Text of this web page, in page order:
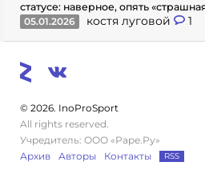
статусе: наверное, опять
05.01.2026
костя луговой 1
© 2026. InoProSport
All rights reserved.
Учредитель: ООО «Раре.Ру»
Архив
Авторы Контакты RSS